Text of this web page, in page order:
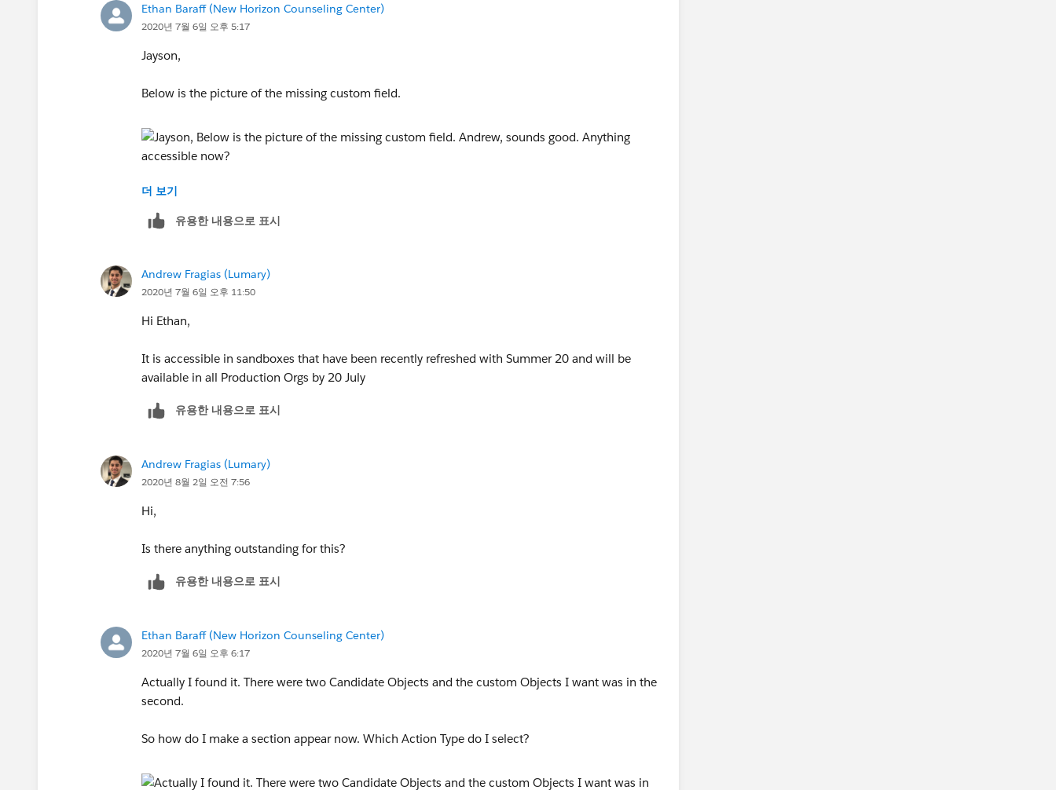
Ethan Baraff (New Horizon Counseling Center)
2020년 7월 6일 오후 5:17
Jayson,
Below is the picture of the missing custom field.
Andrew, sounds good. Anything accessible now?
더 보기
유용한 내용으로 표시
Andrew Fragias (Lumary)
2020년 7월 6일 오후 11:50
Hi Ethan,
It is accessible in sandboxes that have been recently refreshed with Summer 20 and will be
available in all Production Orgs by 20 July
유용한 내용으로 표시
Andrew Fragias (Lumary)
2020년 8월 2일 오전 7:56
Hi,
Is there anything outstanding for this?
유용한 내용으로 표시
Ethan Baraff (New Horizon Counseling Center)
2020년 7월 6일 오후 6:17
Actually I found it. There were two Candidate Objects and the custom Objects I want was in the
second.
So how do I make a section appear now. Which Action Type do I select?